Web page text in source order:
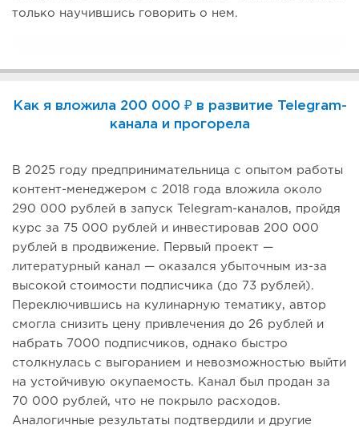
только научившись говорить о нем.
Как я вложила 200 000 ₽ в развитие Telegram-
канала и прогорела
В 2025 году предпринимательница с опытом работы
контент-менеджером с 2018 года вложила около
290 000 рублей в запуск Telegram-каналов, пройдя
курс за 75 000 рублей и инвестировав 200 000
рублей в продвижение. Первый проект —
литературный канал — оказался убыточным из-за
высокой стоимости подписчика (до 73 рублей).
Переключившись на кулинарную тематику, автор
смогла снизить цену привлечения до 26 рублей и
набрать 7000 подписчиков, однако быстро
столкнулась с выгоранием и невозможностью выйти
на устойчивую окупаемость. Канал был продан за
70 000 рублей, что не покрыло расходов.
Аналогичные результаты подтвердили и другие